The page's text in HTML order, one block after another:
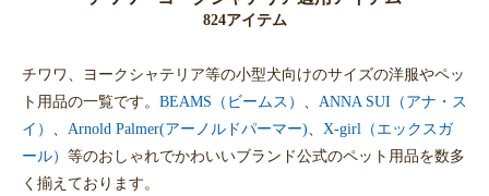
824アイテム
チワワ、ヨークシャテリア等の小型犬向けのサイズの洋服やペッ
ト用品の一覧です。 BEAMS（ビームス）
ANNA SUI（アナ・ス
イ）
Arnold Palmer(アーノルドパーマー)
X-girl（エックスガ
ール） 等のおしゃれでかわいいブランド公式のペット用品を数多
く揃えております。